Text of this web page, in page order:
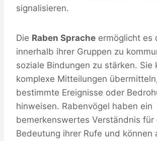
signalisieren.
Die Raben Sprache ermöglicht es
innerhalb ihrer Gruppen zu
soziale Bindungen zu stärken. Sie
komplexe Mitteilungen
bestimmte Ereignisse oder
hinweisen. Rabenvögel haben ein
bemerkenswertes Verständnis für
Bedeutung ihrer Rufe und können